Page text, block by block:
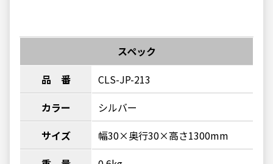
スペック
品 番
CLS-JP-213
カラー
シルバー
サイズ
幅30×奥行30×高さ1300mm